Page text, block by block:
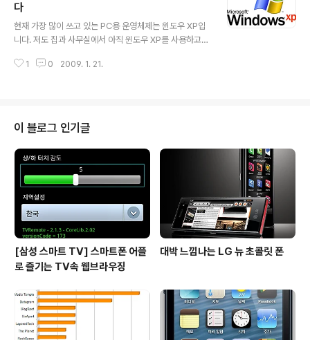
자이름만 넣으면 삽입할수 있습니다.그리고, Twitter, 구
글 피카사 웹앨범등도 추가할수 있습니다. 추가할수 있는
서비스는 20개가 넘는다고 합니다. 야후 프로필 서비스 블
와 있는데 1월 16일부터 서비스를 시작했다고 합니..
다
현재 가장 많이 쓰고 있는 PC용 운영체제는 윈도우 XP입
니다. 저도 집과 사무실에서 아직 윈도우 XP를 사용하고
드 할 생각을 아직 못한 이유는 하드웨어 성능이 따라주지
체제라고는 하지만 전반적인 평가는 아직 XP가 더 낳다는
것이 대세입니다. 그래서, XP는 앞으로도 더 오랫동안 사
용될것으로 보입니다. 여기에 넷북용 OS로 윈도우 XP가
많이 사용됨에 따라 넷북이 윈도우 XP의 생명을 연장시켜
주었네요. 지난 19일 KBench기사에 따르면 MS가 XP를
2010년 이후까지 유지하기..
1 0 2009. 1. 21.
이 블로그 인기글
[삼성 스마트 TV] 스마트폰 어플
로 즐기는 TV속 웹브라우징
대박 느낌나는 LG 뉴 초콜릿 폰